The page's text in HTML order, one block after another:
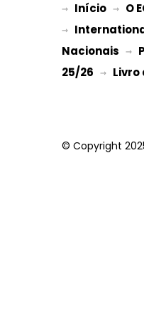
→ Início → O
→
Nacionais →
25/26 → Livro
© Copyright